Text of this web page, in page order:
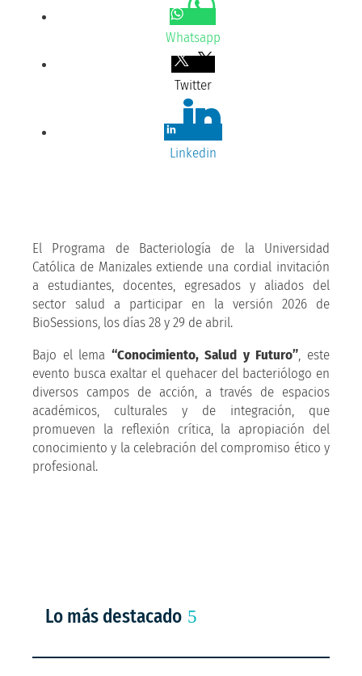
Whatsapp
Twitter
Linkedin
El Programa de Bacteriología de la Universidad
Católica de Manizales extiende una cordial invitación
a estudiantes, docentes, egresados y aliados del
sector salud a participar en la versión 2026 de
BioSessions, los días 28 y 29 de abril.
Bajo el lema “Conocimiento, Salud y Futuro”, este
evento busca exaltar el quehacer del bacteriólogo en
diversos campos de acción, a través de espacios
académicos, culturales y de integración, que
promueven la reflexión crítica, la apropiación del
conocimiento y la celebración del compromiso ético y
profesional.
Lo más destacado